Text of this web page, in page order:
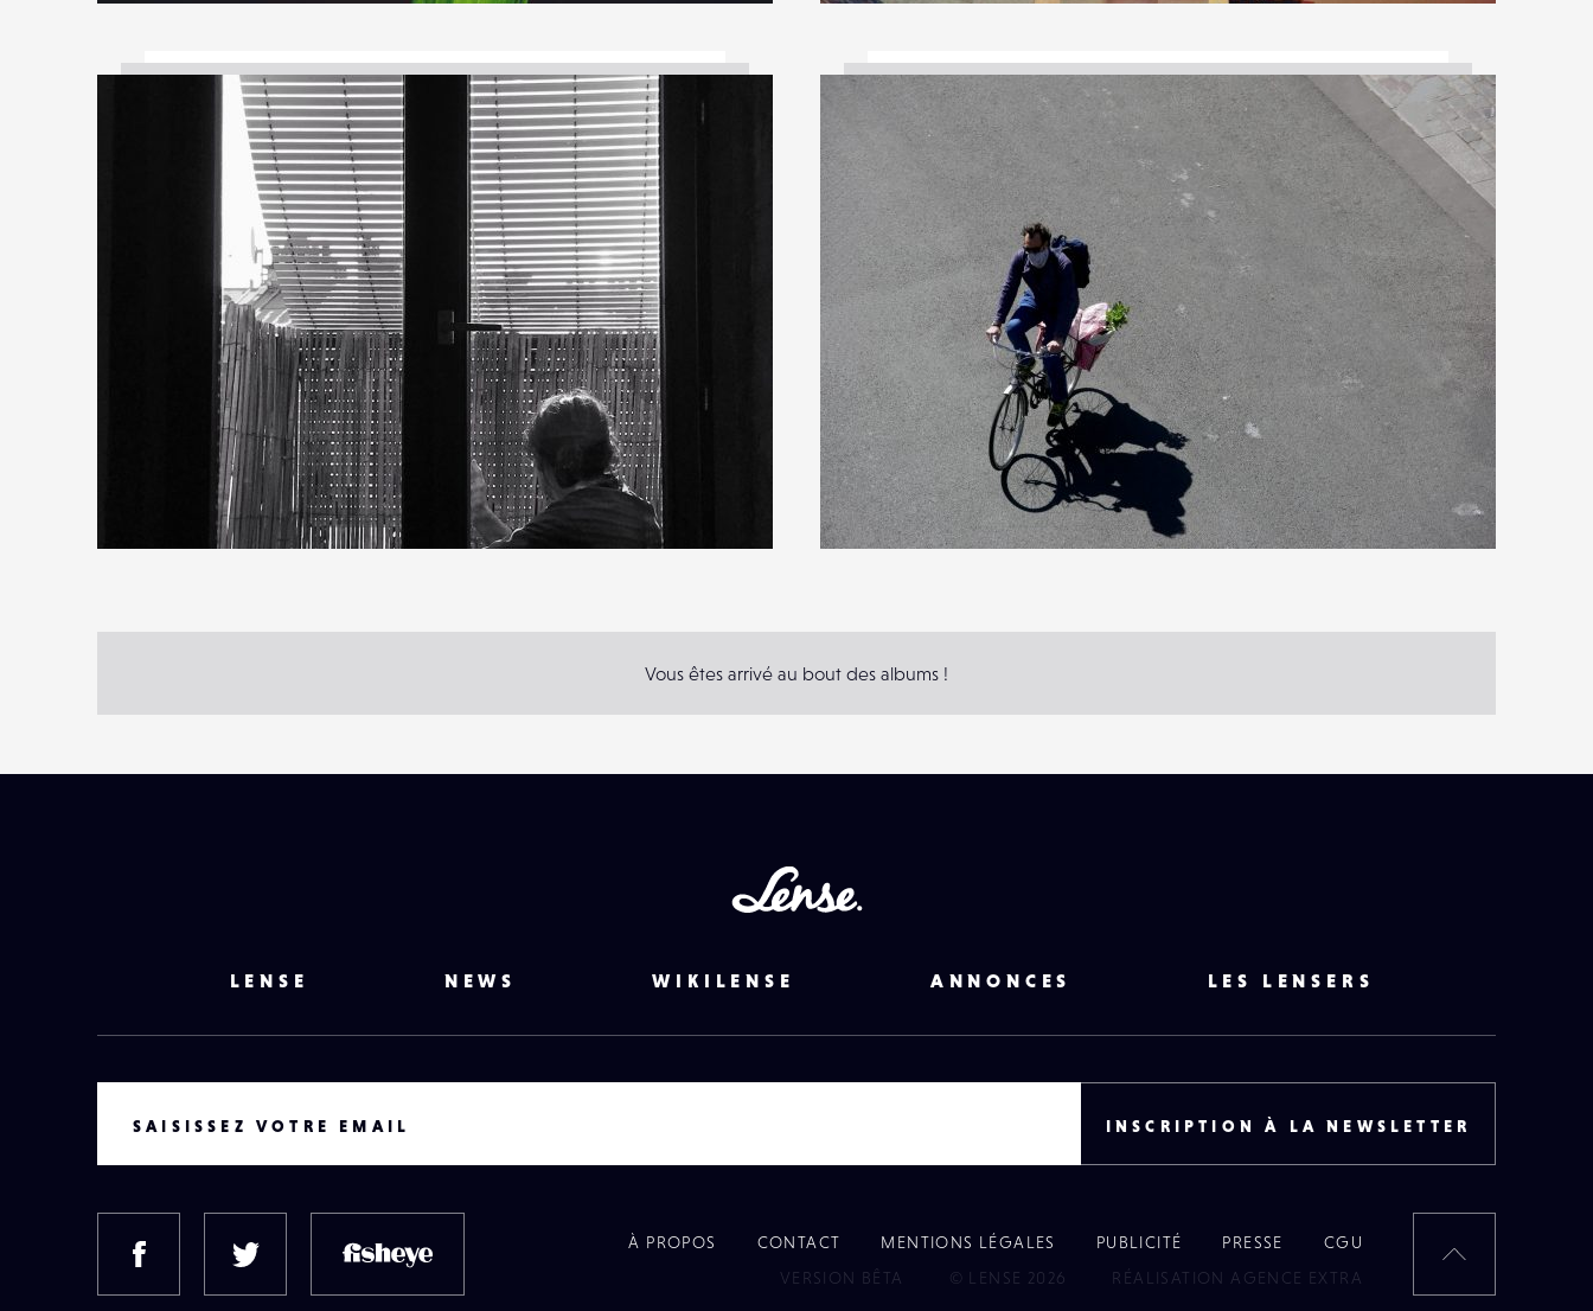
Vous êtes arrivé au bout des albums !
LENSE NEWS WIKILENSE ANNONCES LES LENSERS
SAISISSEZ VOTRE EMAIL INSCRIPTION À LA NEWSLETTER
FACEBOOK TWITTER
À PROPOS CONTACT MENTIONS LÉGALES PUBLICITÉ PRESSE
CGU
VERSION BÊTA
© LENSE 2026 RÉALISATION AGENCE EXTRA